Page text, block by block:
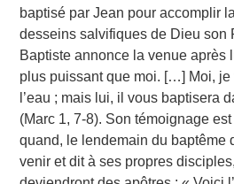
baptisé par Jean pour accomplir
desseins salvifiques de Dieu son
Baptiste annonce la venue après
plus puissant que moi. […] Moi,
l’eau ; mais lui, il vous baptisera
(Marc 1, 7-8). Son témoignage
quand, le lendemain du baptême
venir et dit à ses propres